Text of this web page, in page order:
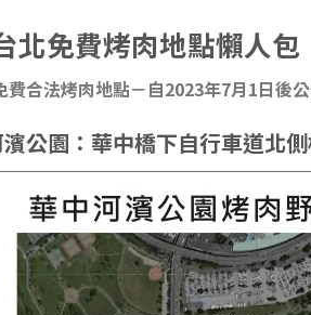
北免費烤肉地點懶人包
費合法烤肉地點－自2023年7月1日後
公園：華中橋下自行車道北